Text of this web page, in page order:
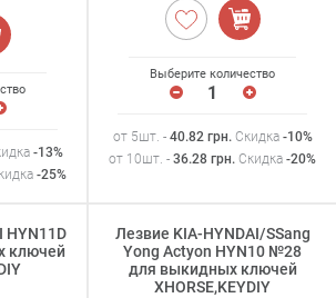
-13%
-25%
Выберите количество
от 5шт. - 40.82 грн. Скидка -10%
от 10шт. - 36.28 грн. Скидка -20%
HYN11D
ключей
Лезвие KIA-HYNDAI/SSang
Yong Actyon HYN10 №28
для выкидных ключей
XHORSE,KEYDIY